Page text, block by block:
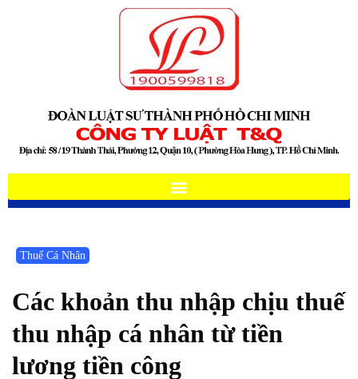
Thuế Cá Nhân
Các khoản thu nhập chịu thuế
thu nhập cá nhân từ tiền
lương tiền công